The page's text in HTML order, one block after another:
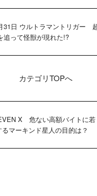
31日 ウルトラマントリガー
追って怪獣が現れた!?
カテゴリTOPへ
X 危ない高額バイトに若
マーキンド星人の目的は？